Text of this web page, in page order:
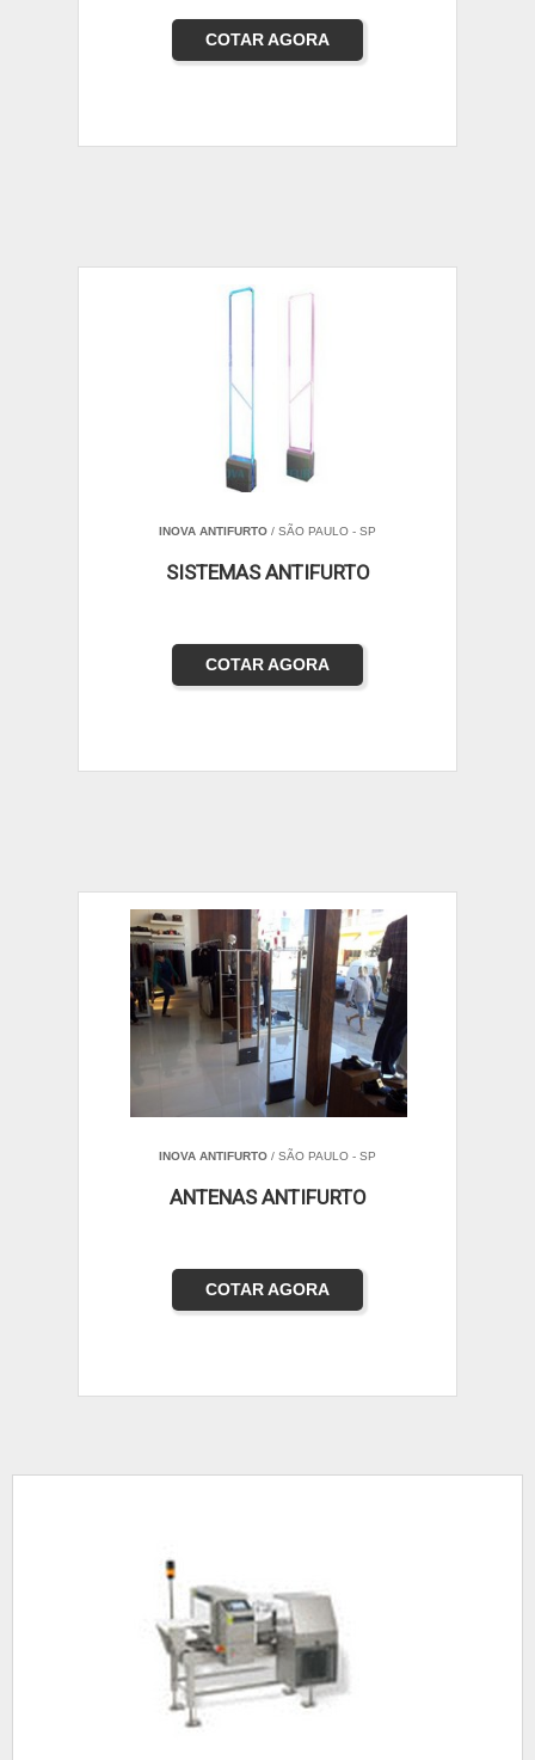
COTAR AGORA
INOVA ANTIFURTO / SÃO PAULO - SP
SISTEMAS ANTIFURTO
COTAR AGORA
INOVA ANTIFURTO / SÃO PAULO - SP
ANTENAS ANTIFURTO
COTAR AGORA